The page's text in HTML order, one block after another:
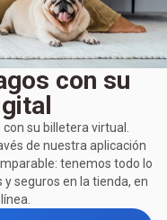
con su
su billetera virtual.
de nuestra aplicación
tenemos todo lo
seguros en la tienda, en